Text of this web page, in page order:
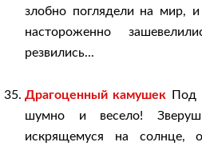
злобно поглядели на мир,
настороженно
резвились...
Драгоценный камушек Под
шумно и весело!
искрящемуся на солнце,